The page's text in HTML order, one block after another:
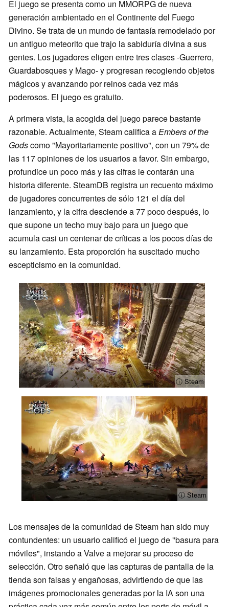
El juego se presenta como un MMORPG de nueva
generación ambientado en el Continente del Fuego
Divino. Se trata de un mundo de fantasía remodelado por
un antiguo meteorito que trajo la sabiduría divina a sus
gentes. Los jugadores eligen entre tres clases -Guerrero,
Guardabosques y Mago- y progresan recogiendo objetos
mágicos y avanzando por reinos cada vez más
poderosos. El juego es gratuito.
A primera vista, la acogida del juego parece bastante
razonable. Actualmente, Steam califica aEmbers of the
Godscomo "Mayoritariamente positivo", con un 79% de
las 117 opiniones de los usuarios a favor. Sin embargo,
profundice un poco más y las cifras le contarán una
historia diferente. SteamDB registra un recuento máximo
de jugadores concurrentes de sólo 121 el día del
lanzamiento, y la cifra desciende a 77 poco después, lo
que supone un techo muy bajo para un juego que
acumula casi un centenar de críticas a los pocos días de
su lanzamiento. Esta proporción ha suscitado mucho
escepticismo en la comunidad.
ⓘ Steam
ⓘ Steam
Los mensajes de la comunidad de Steam han sido muy
contundentes: un usuario calificó el juego de "basura para
móviles", instando a Valve a mejorar su proceso de
selección. Otro señaló que las capturas de pantalla de la
tienda son falsas y engañosas, advirtiendo de que las
imágenes promocionales generadas por la IA son una